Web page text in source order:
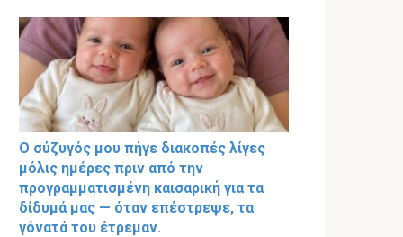
Ο σύζυγός μου πήγε διακοπές λίγες
μόλις ημέρες πριν από την
προγραμματισμένη καισαρική για τα
δίδυμά μας — όταν επέστρεψε, τα
γόνατά του έτρεμαν.